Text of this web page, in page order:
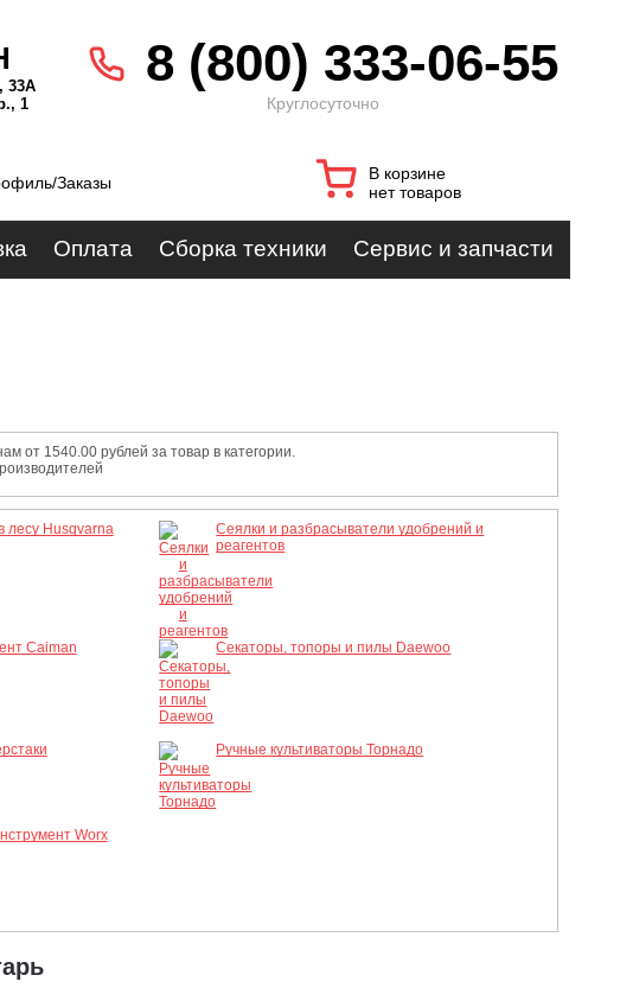
33А
1
8 (800) 333-06-55
Круглосуточно
Заказы
В корзине
нет товаров
Оплата Сборка техники Сервис и запчасти
от 1540.00 рублей за товар в категории.
лесу Husqvarna
Сеялки и разбрасыватели удобрений и
реагентов
Caiman Секаторы, топоры и пилы Daewoo
Ручные культиваторы Торнадо
Worx